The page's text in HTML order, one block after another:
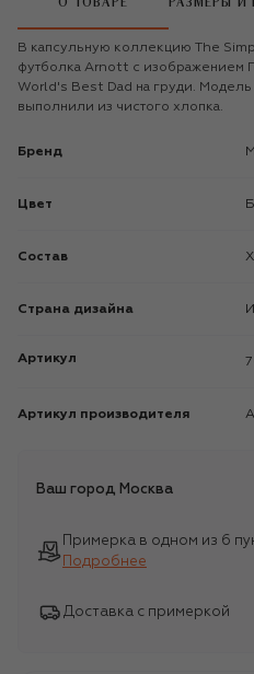
О ТОВАРЕ РАЗМЕРЫ И
В капсульную коллекцию The
футболка Arnott с изображением
World's Best Dad на груди.
выполнили из чистого хлопка.
Бренд
Цвет
Состав
Страна дизайна
Артикул
Артикул производителя
Ваш город Москва
Примерка в одном из 6
Подробнее
Доставка с примеркой